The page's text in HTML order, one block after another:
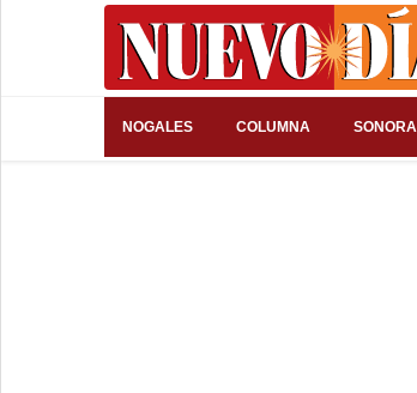
NOGALES COLUMNA SONORA